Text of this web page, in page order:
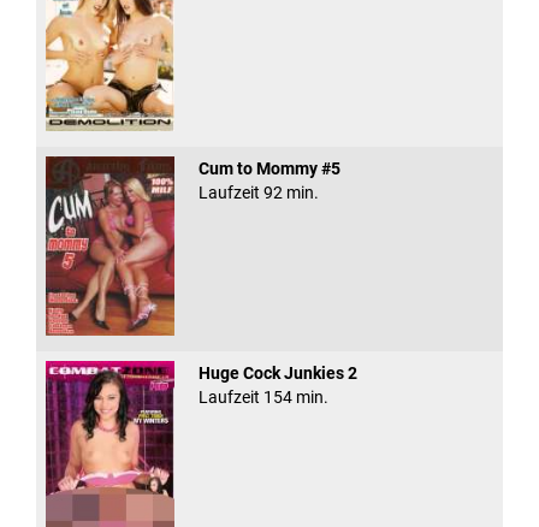
Cum to Mommy #5
Laufzeit 92 min.
Huge Cock Junkies 2
Laufzeit 154 min.